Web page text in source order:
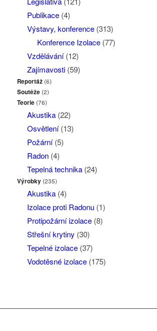
Publikace(4)
Výstavy, konference(313)
Konference Izolace(77)
Vzdělávání(12)
Zajímavosti(59)
Reportáž(6)
Soutěže (2)
Teorie (76)
Akustika(22)
Osvětlení(13)
Požární(5)
Radon(4)
Tepelná technika(24)
Výrobky(235)
Akustika(4)
Izolace proti Radonu(1)
Protipožární izolace(8)
Střešní krytiny (30)
Tepelné izolace(37)
Vodotěsné izolace(175)